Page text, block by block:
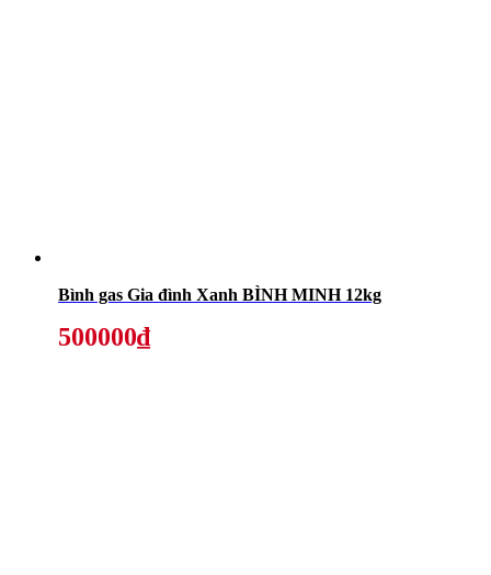
Bình gas Gia đình Xanh BÌNH MINH 12kg
500000₫